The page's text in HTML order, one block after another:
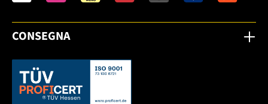
CONSEGNA
Dieser Link öffnet sich in einem neuen Tab.